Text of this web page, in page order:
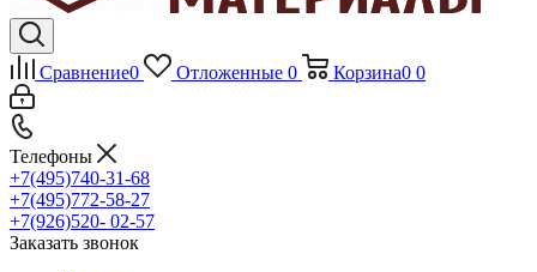
Сравнение0 Отложенные 0 Корзина0 0
Телефоны
+7(495)740-31-68
+7(495)772-58-27
+7(926)520- 02-57
Заказать звонок